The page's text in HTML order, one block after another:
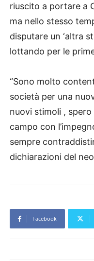
riuscito a portare a
ma nello stesso
disputare un ‘altra
lottando per le
“Sono molto
società per una
nuovi stimoli ,
campo con
sempre
dichiarazioni del
Facebook